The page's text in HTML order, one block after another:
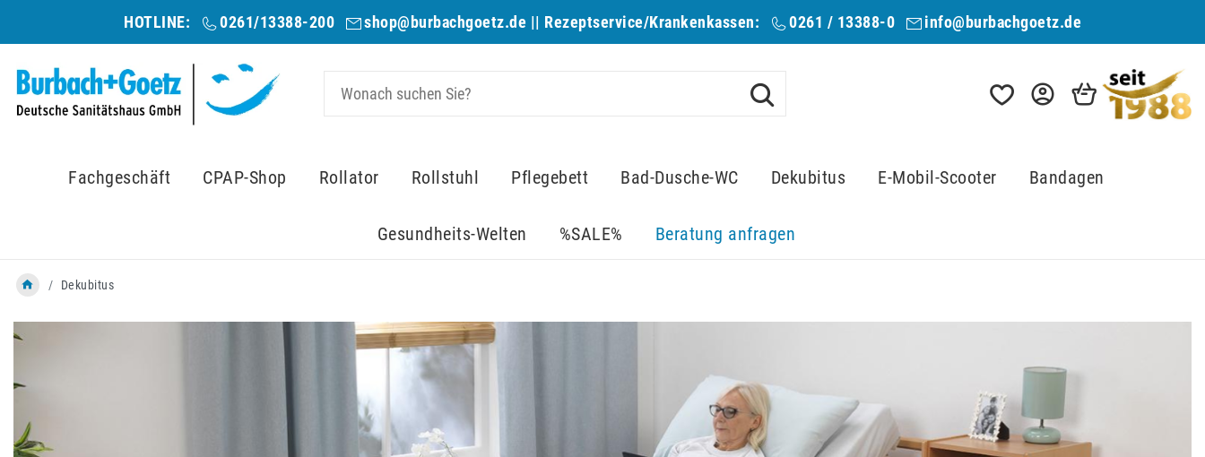
HOTLINE: 0261/13388-200 shop@burbachgoetz.de || Rezeptservice/Krankenkassen: 0261 / 13388-0 info@burbachgoetz.de
Fachgeschäft CPAP-Shop Rollator Rollstuhl Pflegebett Bad-Dusche-WC Dekubitus E-Mobil-Scooter Bandagen
Gesundheits-Welten %SALE% Beratung anfragen
Dekubitus